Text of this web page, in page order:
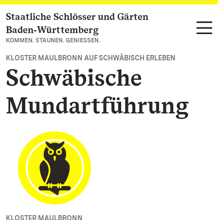
Zum Hauptinhalt springen
Staatliche Schlösser und Gärten
Baden‑Württemberg
KOMMEN. STAUNEN. GENIESSEN.
KLOSTER MAULBRONN AUF SCHWÄBISCH ERLEBEN
Schwäbische
Mundartführung
KLOSTER MAULBRONN